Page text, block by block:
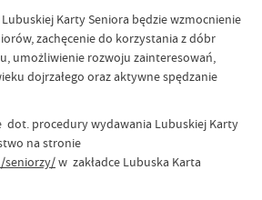
Karty Seniora będzie wzmocnienie
zachęcenie do korzystania z dóbr
umożliwienie rozwoju zainteresowań,
dojrzałego oraz aktywne spędzanie
dot. procedury wydawania Lubuskiej Karty
na stronie
seniorzy/w zakładce Lubuska Karta